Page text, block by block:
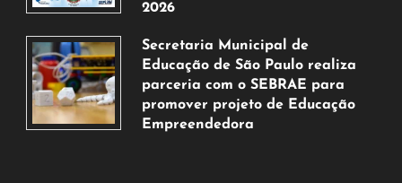
2026
de
agosto
de
2026
Secretaria Municipal de
Educação de São Paulo realiza
parceria com o SEBRAE para
promover projeto de Educação
Empreendedora